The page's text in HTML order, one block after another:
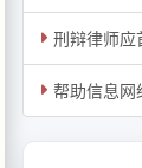
刑辩律师应
帮助信息网